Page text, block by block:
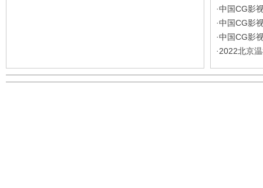
·中国CG影
·中国CG影
·中国CG影
· 2022北京